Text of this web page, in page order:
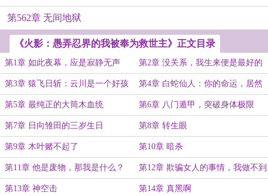
第562章 无间地狱
《火影：愚弄忍界的我被奉为救世主》正文目录
第1章 如此夜幕，应是寂静无声 第2章 没关系，我生来便是最好的
演员
第3章 猿飞日斩：云川是一个好孩
子啊！
第4章 白蛇仙人：你的命运，居然
被改写了？
第5章 最纯正的大筒木血统 第6章 八门遁甲，突破身体极限
第7章 日向雏田的三岁生日 第8章 转生眼
第9章 木叶赌不起了 第10章 暗杀
第11章 他是废物，那我是什么？ 第12章 欺骗女人的事情，我做不到
（严肃脸）
第13章 神空击 第14章 真黑啊